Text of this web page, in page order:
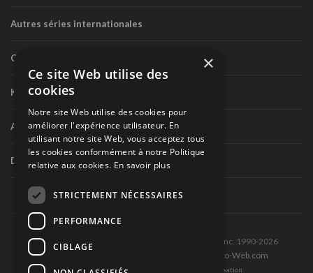
Autres séries internationales
Circuit routier canadien
Karting
Autres séries nationales
Divers
Tous droits réservés © Les Éditions Pole-Position inc. 1990-2026
Ce site est produit et hébergé par Montréal-Photo-Web.com
Politique de confidentialité et Conditions d’utilisation
×
Ce site Web utilise des
cookies
Notre site Web utilise des cookies pour
améliorer l'expérience utilisateur. En
utilisant notre site Web, vous acceptez tous
les cookies conformément à notre Politique
relative aux cookies. En savoir plus
STRICTEMENT NÉCESSAIRES
PERFORMANCE
CIBLAGE